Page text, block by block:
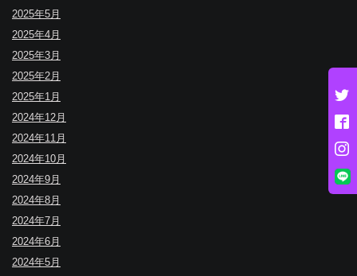
2025年5月
2025年4月
2025年3月
2025年2月
2025年1月
2024年12月
2024年11月
2024年10月
2024年9月
2024年8月
2024年7月
2024年6月
2024年5月